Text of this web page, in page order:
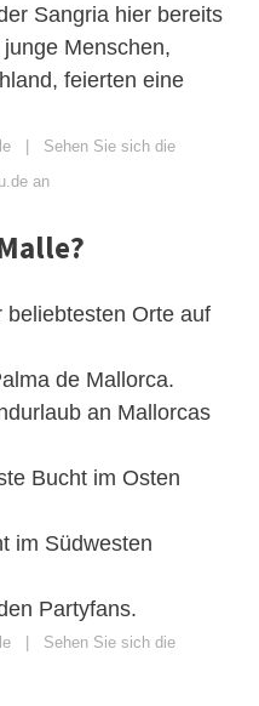
Sangria hier bereits
Menschen,
feierten eine
| Sehen Sie sich die
an
beliebtesten Orte auf
de Mallorca.
an Mallorcas
Bucht im Osten
im Südwesten
Partyfans.
| Sehen Sie sich die